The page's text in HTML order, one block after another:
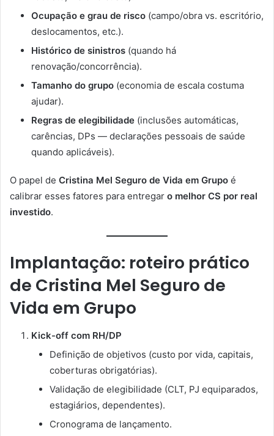
Ocupação e grau de risco (campo/obra vs. escritório,
deslocamentos, etc.).
Histórico de sinistros (quando há
renovação/concorrência).
Tamanho do grupo (economia de escala costuma
ajudar).
Regras de elegibilidade (inclusões automáticas,
carências, DPs — declarações pessoais de saúde
quando aplicáveis).
O papel de Cristina Mel Seguro de Vida em Grupo é
calibrar esses fatores para entregar o melhor CS por real
investido.
Implantação: roteiro prático
de Cristina Mel Seguro de
Vida em Grupo
Kick-off com RH/DP
Definição de objetivos (custo por vida, capitais,
coberturas obrigatórias).
Validação de elegibilidade (CLT, PJ equiparados,
estagiários, dependentes).
Cronograma de lançamento.